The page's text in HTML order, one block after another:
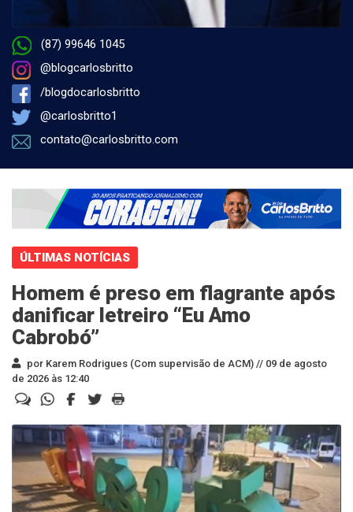
(87) 99646 1045
@blogcarlosbritto
/blogdocarlosbritto
@carlosbritto1
contato@carlosbritto.com
ÚLTIMAS NOTÍCIAS
Homem é preso em flagrante após
danificar letreiro “Eu Amo
Cabrobó”
por Karem Rodrigues (Com supervisão de ACM) // 09 de agosto
de 2026 às 12:40